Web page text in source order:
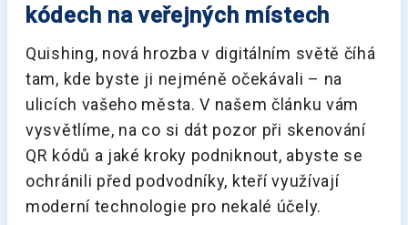
kódech na veřejných místech
Quishing, nová hrozba v digitálním světě číhá
tam, kde byste ji nejméně očekávali – na
ulicích vašeho města. V našem článku vám
vysvětlíme, na co si dát pozor při skenování
QR kódů a jaké kroky podniknout, abyste se
ochránili před podvodníky, kteří využívají
moderní technologie pro nekalé účely.